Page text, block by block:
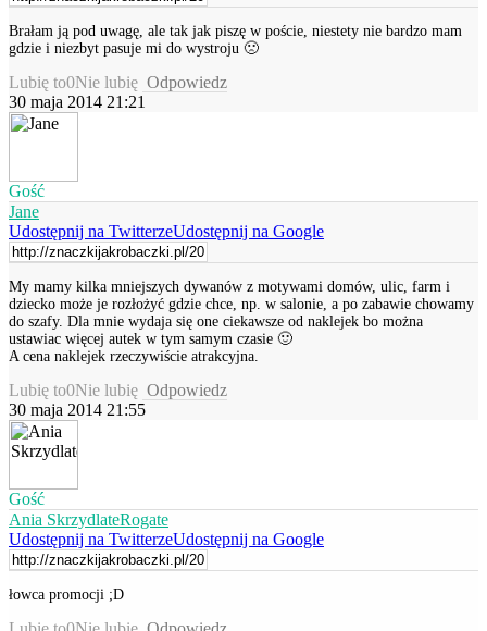
Brałam ją pod uwagę, ale tak jak piszę w poście, niestety nie bardzo mam
gdzie i niezbyt pasuje mi do wystroju 🙁
Lubię to0Nie lubię Odpowiedz
30 maja 2014 21:21
Gość
Jane
Udostępnij na TwitterzeUdostępnij na Google
My mamy kilka mniejszych dywanów z motywami domów, ulic, farm i
dziecko może je rozłożyć gdzie chce, np. w salonie, a po zabawie chowamy
do szafy. Dla mnie wydaja się one ciekawsze od naklejek bo można
ustawiac więcej autek w tym samym czasie 🙂
A cena naklejek rzeczywiście atrakcyjna.
Lubię to0Nie lubię Odpowiedz
30 maja 2014 21:55
Gość
Ania SkrzydlateRogate
Udostępnij na TwitterzeUdostępnij na Google
łowca promocji ;D